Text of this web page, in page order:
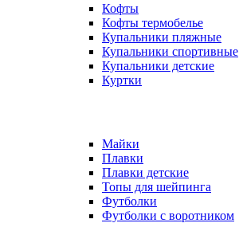
Кофты
Кофты термобелье
Купальники пляжные
Купальники спортивные
Купальники детские
Куртки
Майки
Плавки
Плавки детские
Топы для шейпинга
Футболки
Футболки с воротником